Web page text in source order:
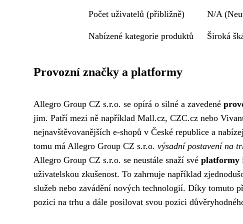
Počet uživatelů (přibližně) N/A
Nabízené kategorie produktů Široká
Provozní značky a platformy
Allegro Group CZ s.r.o. se opírá o silné a zavedené
jim. Patří mezi ně například Mall.cz, CZC.cz nebo
nejnavštěvovanějších e-shopů v České republice a
tomu má Allegro Group CZ s.r.o. výsadní postavení na
Allegro Group CZ s.r.o. se neustále snaží své platformy
uživatelskou zkušenost. To zahrnuje například
služeb nebo zavádění nových technologií. Díky tomuto
pozici na trhu a dále posilovat svou pozici